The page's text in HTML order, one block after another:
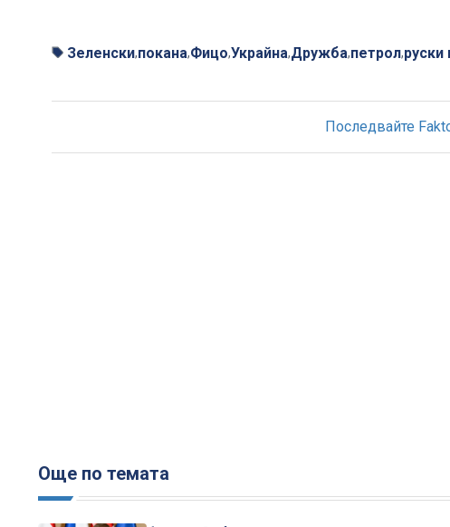
Зеленски,покана,Фицо,Украйна,Дружба,петрол,руски
Последвайте
Още по темата